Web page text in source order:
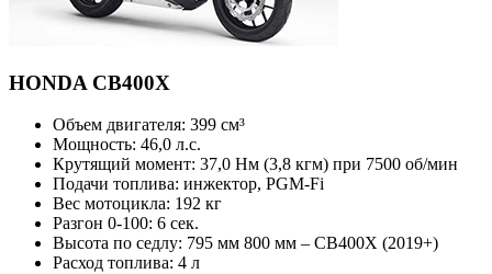
HONDA CB400X
Объем двигателя: 399 см³
Мощность: 46,0 л.с.
Крутящий момент: 37,0 Нм (3,8 кгм) при 7500 об/мин
Подачи топлива: инжектор, PGM-Fi
Вес мотоцикла: 192 кг
Разгон 0-100: 6 сек.
Высота по седлу: 795 мм 800 мм – CB400X (2019+)
Расход топлива: 4 л